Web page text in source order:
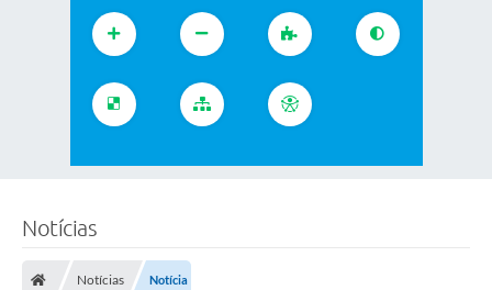
Notícias
Notícias Notícia